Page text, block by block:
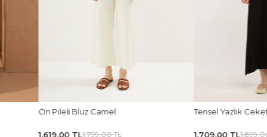
Tensel Yazlık Ceket Siyah
1.709,00 TL1.899,00 TL
Tensel Jile Elbise
1.979,00 TL2.199,00